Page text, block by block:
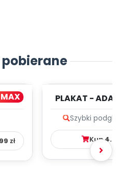
zł
PLAKAT -
Szybki
Kup